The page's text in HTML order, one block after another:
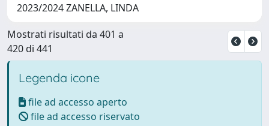
2023/2024 ZANELLA, LINDA
Mostrati risultati da 401 a
420 di 441
Legenda icone
file ad accesso aperto
file ad accesso riservato